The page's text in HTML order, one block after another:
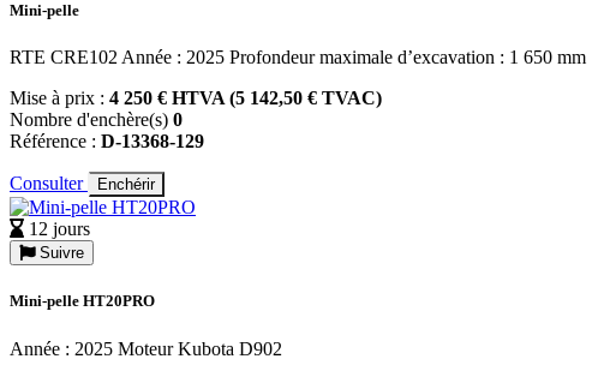
Mini-pelle
RTE CRE102 Année : 2025 Profondeur maximale d’excavation : 1 650 mm
Mise à prix : 4 250 € HTVA (5 142,50 € TVAC)
Nombre d'enchère(s) 0
Référence : D-13368-129
Consulter Enchérir
12 jours
Suivre
Mini-pelle HT20PRO
Année : 2025 Moteur Kubota D902